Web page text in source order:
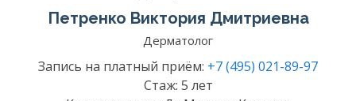
Петренко Виктория Дмитриевна
Дерматолог
Запись на платный приём: +7 (495) 021-89-97
Стаж: 5 лет